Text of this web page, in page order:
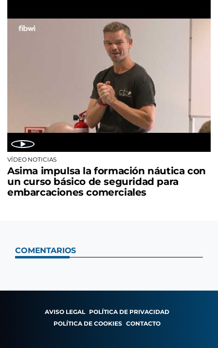
VÍDEO NOTICIAS
Asima impulsa la formación náutica con
un curso básico de seguridad para
embarcaciones comerciales
COMENTARIOS
AVISO LEGAL POLÍTICA DE PRIVACIDAD
POLÍTICA DE COOKIES CONTACTO